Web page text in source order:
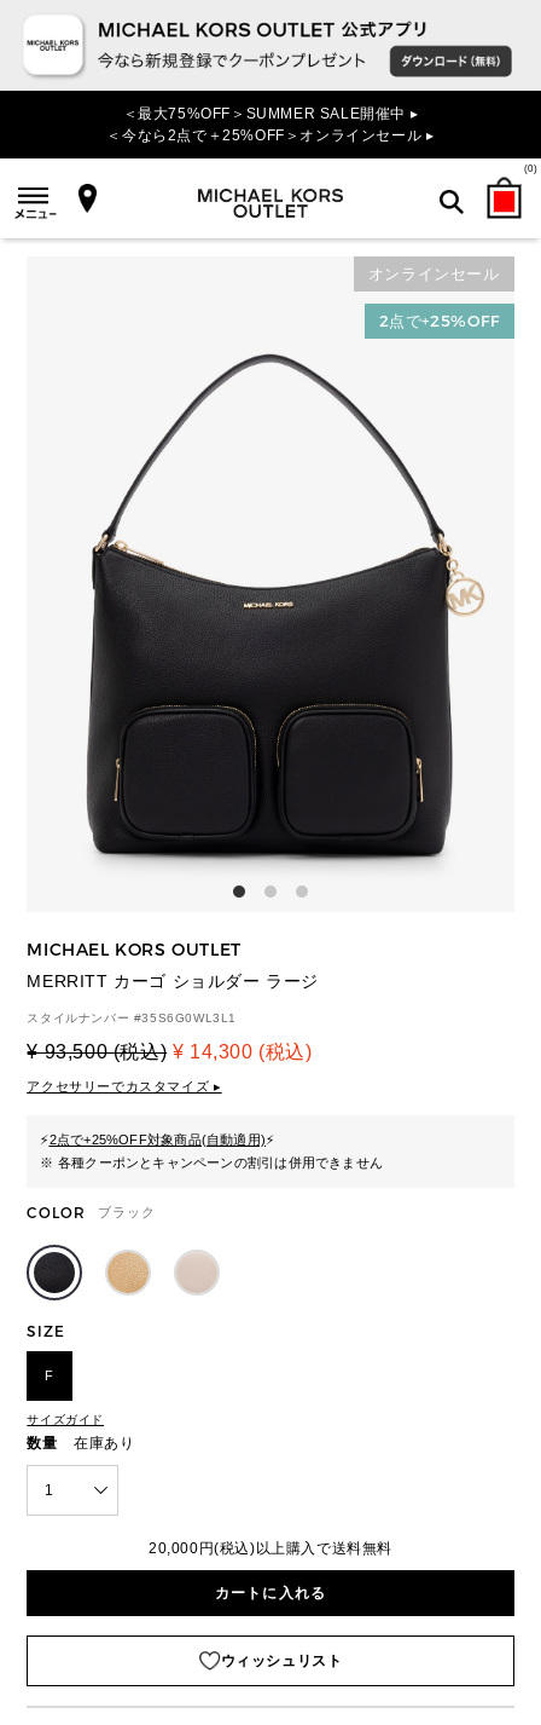
＜最大75%OFF＞SUMMER SALE開催中 ▸
＜今なら2点で＋25%OFF＞オンラインセール ▸
(0)
検索
オンラインセール
2点で+25%OFF
MICHAEL KORS OUTLET
MERRITT カーゴ ショルダー ラージ
スタイルナンバー #35S6G0WL3L1
¥ 93,500 (税込) ¥ 14,300 (税込)
アクセサリーでカスタマイズ ▸
⚡2点で+25%OFF対象商品(自動適用)⚡
※ 各種クーポンとキャンペーンの割引は併用できません
COLOR ブラック
SIZE
F
サイズガイド
数量 在庫あり
1
20,000円(税込)以上購入で送料無料
カートに入れる
ウィッシュリスト